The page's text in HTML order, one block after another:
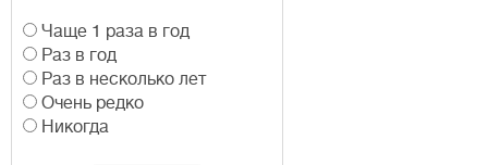
В
а
р
и
а
Чаще 1 раза в год
Раз в год
Раз в несколько лет
Очень редко
Никогда